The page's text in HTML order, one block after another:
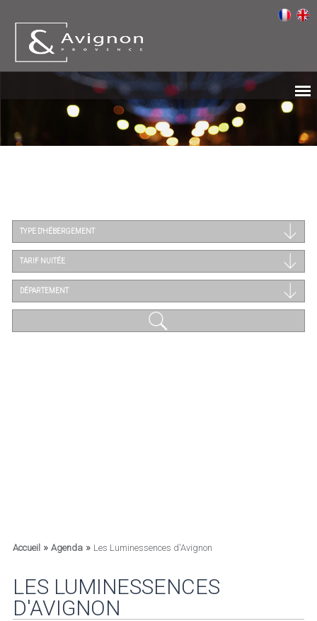
TYPE D'HÉBERGEMENT
TARIF NUITÉE
DÉPARTEMENT
Accueil» Agenda» Les Luminessences d'Avignon
LES LUMINESSENCES
D'AVIGNON